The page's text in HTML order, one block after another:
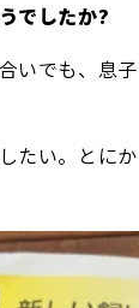
でしたか?
いでも、息
たい。とに